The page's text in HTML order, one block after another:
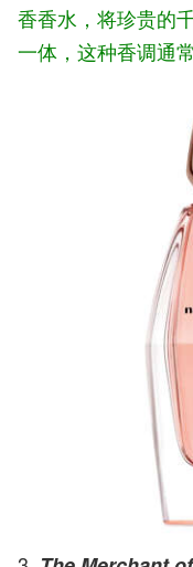
香香水，将珍贵的
一体，这种香调通